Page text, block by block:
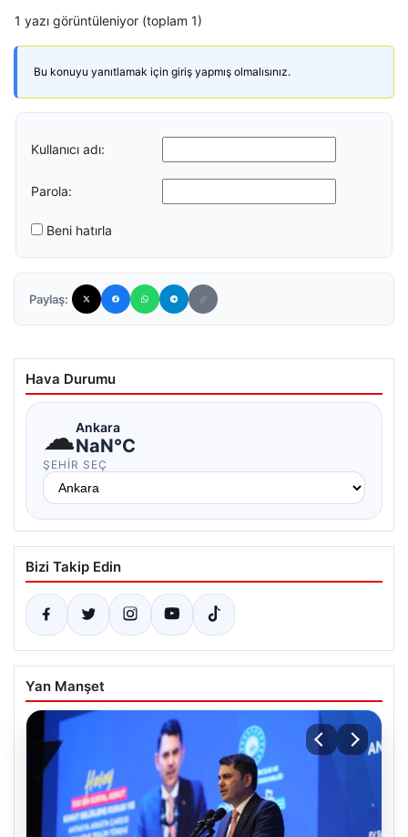
1 yazı görüntüleniyor (toplam 1)
Bu konuyu yanıtlamak için giriş yapmış olmalısınız.
Kullanıcı adı:
Parola:
Beni hatırla
Paylaş:
Hava Durumu
☁Ankara
NaN°C
ŞEHIR SEÇ
Bizi Takip Edin
Yan Manşet